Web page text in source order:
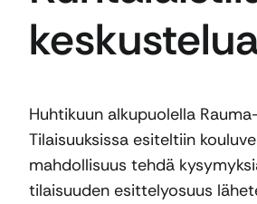
Huhtikuun alkupuolella
Tilaisuuksissa esiteltiin
mahdollisuus tehdä
tilaisuuden esittelyosuus